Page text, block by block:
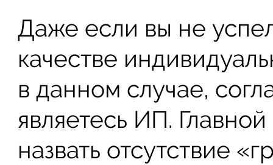
Даже если вы не
качестве
в данном случае,
являетесь ИП.
назвать отсутствие